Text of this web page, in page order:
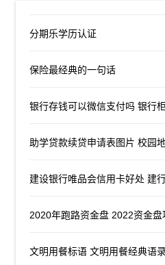
分期乐学历认证
保险最经典的一句话
银行存钱可以微信支付吗 银行
助学贷款续贷申请表图片 校园
建设银行唯品会信用卡好处 建
2020年跑路资金盘 2022资金盘
文明用餐标语 文明用餐经典语